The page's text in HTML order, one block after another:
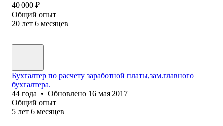
40 000 ₽
Общий опыт
20 лет 6 месяцев
Бухгалтер по расчету заработной платы,зам.главного
бухгалтера.
44 года • Обновлено 16 мая 2017
Общий опыт
5 лет 6 месяцев